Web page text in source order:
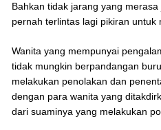
Bahkan tidak jarang yang
pernah terlintas lagi pikiran untuk
Wanita yang mempunyai
tidak mungkin berpandangan
melakukan penolakan dan
dengan para wanita yang
dari suaminya yang melakukan